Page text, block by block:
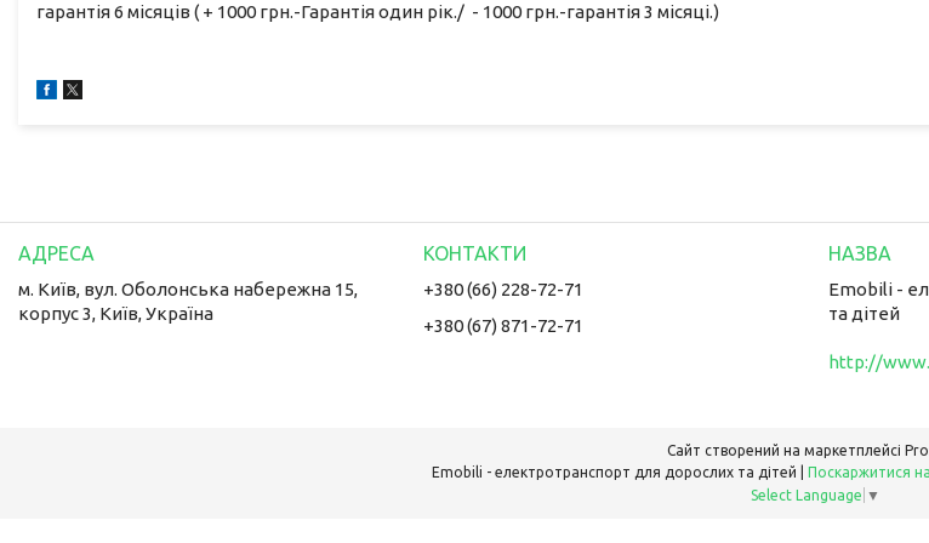
гарантія 6 місяців ( + 1000 грн.-Гарантія один рік./ - 1000 грн.-гарантія 3 місяці.)
м. Київ, вул. Оболонська набережна 15,
корпус 3, Київ, Україна
+380 (66) 228-72-71
+380 (67) 871-72-71
Emobili -
та дітей
http://
Сайт створений на маркетплейсі
Поскаржитися
Select Language ▼